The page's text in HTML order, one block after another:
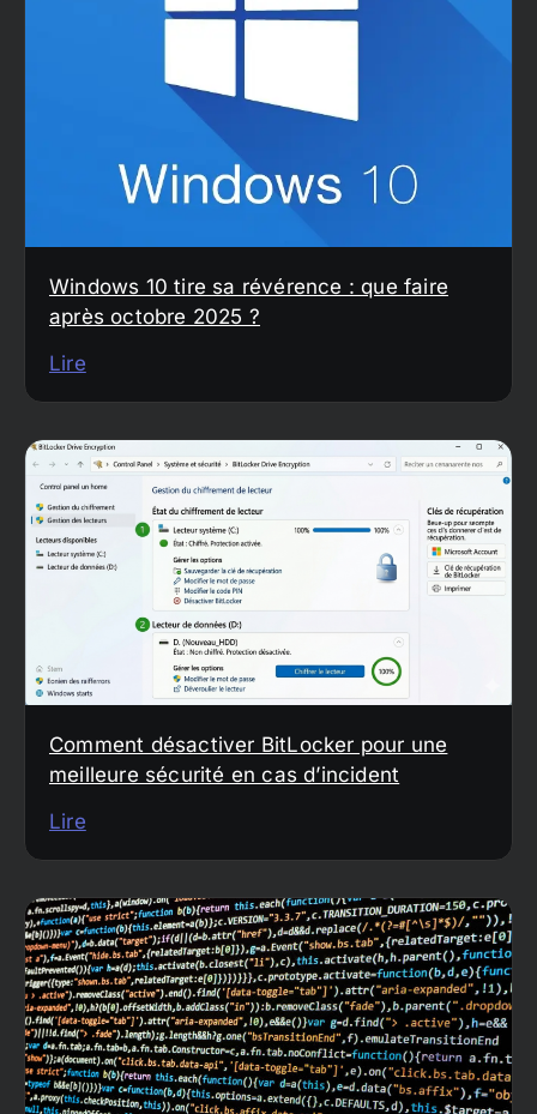
Windows 10 tire sa révérence : que faire
après octobre 2025 ?
Lire
Comment désactiver BitLocker pour une
meilleure sécurité en cas d’incident
Lire